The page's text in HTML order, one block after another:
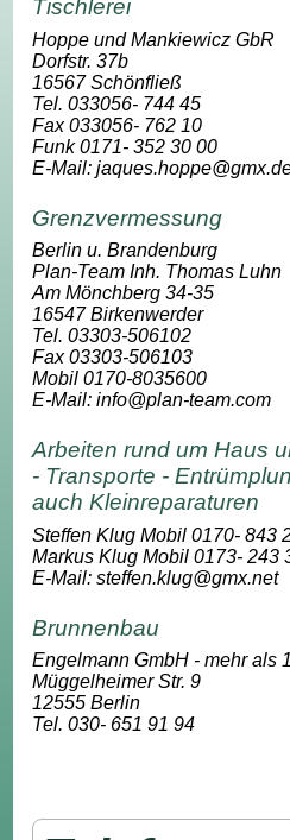
Tischlerei
Hoppe und Mankiewicz GbR
Dorfstr. 37b
16567 Schönfließ
Tel. 033056- 744 45
Fax 033056- 762 10
Funk 0171- 352 30 00
E-Mail:
Grenzvermessung
Berlin u. Brandenburg
Plan-Team Inh. Thomas Luhn
Am Mönchberg 34-35
16547 Birkenwerder
Tel. 03303-506102
Fax 03303-506103
Mobil 0170-8035600
E-Mail: info@plan-team.com
Arbeiten rund um Haus
- Transporte -
auch Kleinreparaturen
Steffen Klug Mobil 0170- 843
Markus Klug Mobil 0173- 243
E-Mail: steffen.klug@gmx.net
Brunnenbau
Engelmann GmbH - mehr als
Müggelheimer Str. 9
12555 Berlin
Tel. 030- 651 91 94